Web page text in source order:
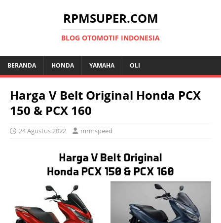
RPMSUPER.COM
BLOG OTOMOTIF INDONESIA
BERANDA HONDA YAMAHA OLI
Harga V Belt Original Honda PCX
150 & PCX 160
24 Agustus 2022 mrmspeed